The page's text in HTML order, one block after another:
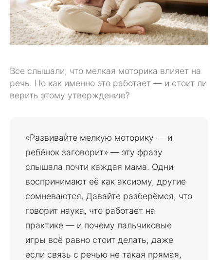
Все слышали, что мелкая моторика влияет на
речь. Но как именно это работает — и стоит ли
верить этому утверждению?
«Развивайте мелкую моторику — и
ребёнок заговорит» — эту фразу
слышала почти каждая мама. Одни
воспринимают её как аксиому, другие
сомневаются. Давайте разберёмся, что
говорит наука, что работает на
практике — и почему пальчиковые
игры всё равно стоит делать, даже
если связь с речью не такая прямая,